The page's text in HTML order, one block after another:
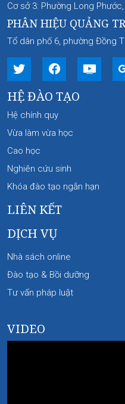
Cơ sở 3: Phường Long
PHÂN HIỆU QUẢNG
Tổ dân phố 6, phường Đồng
HỆ ĐÀO TẠO
Hệ chính quy
Vừa làm vừa học
Cao học
Nghiên cứu sinh
Khóa đào tạo ngắn hạn
LIÊN KẾT
DỊCH VỤ
Nhà sách online
Đào tạo & Bồi dưỡng
Tư vấn pháp luật
VIDEO